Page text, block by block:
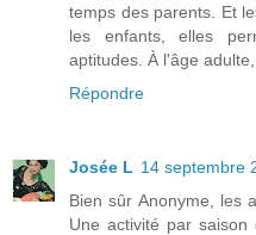
temps des parents. Et
les enfants, elles
aptitudes. À l'âge
Répondre
Josée L 14 septembre
Bien sûr Anonyme, les
Une activité par